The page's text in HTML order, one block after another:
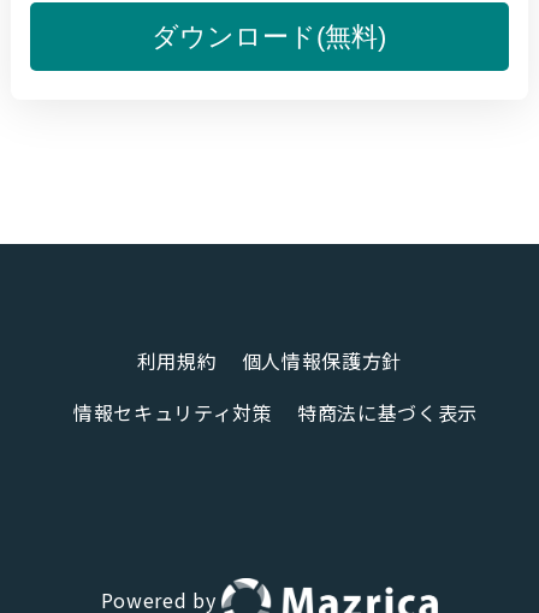
ダウンロード(無料)
利用規約
個人情報保護方針
情報セキュリティ対策
特商法に基づく表示
Powered by